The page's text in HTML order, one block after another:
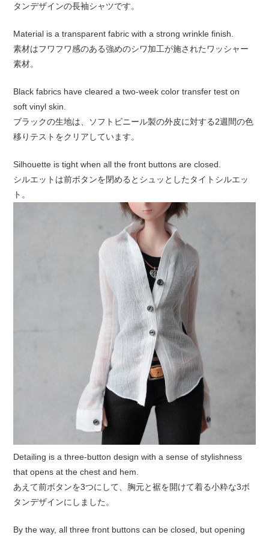
タンデザインの長袖シャツです。
Material is a transparent fabric with a strong wrinkle finish.
素材はフワフワ感のある強めのシワ加工が施されたワッシャー
素材。
Black fabrics have cleared a two-week color transfer test on
soft vinyl skin.
ブラックの生地は、ソフトビニール製の外皮に対する2週間の色
移りテストをクリアしています。
Silhouette is tight when all the front buttons are closed.
シルエットは前ボタンを閉めるとシュッとしたタイトシルエッ
ト。
Detailing is a three-button design with a sense of stylishness
that opens at the chest and hem.
あえて前ボタンを3つにして、胸元と裾を開けて着る小粋な3ボ
タンデザインにしました。
By the way, all three front buttons can be closed, but opening